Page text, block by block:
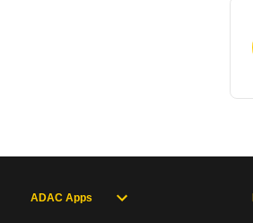
ADAC Apps